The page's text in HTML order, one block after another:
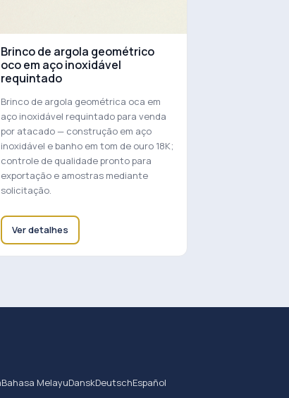
Brinco de argola geométrico
oco em aço inoxidável
requintado
Brinco de argola geométrica oca em
aço inoxidável requintado para venda
por atacado — construção em aço
inoxidável e banho em tom de ouro 18K;
controle de qualidade pronto para
exportação e amostras mediante
solicitação.
Ver detalhes
Bahasa MelayuDanskDeutschEspañol